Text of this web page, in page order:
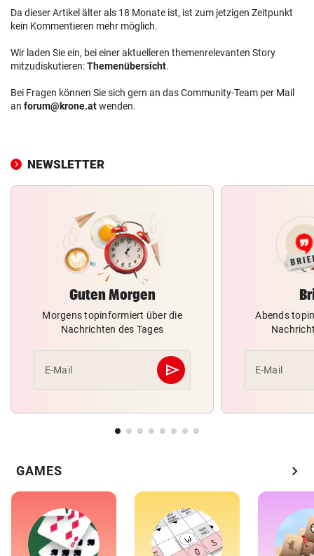
Da dieser Artikel älter als 18 Monate ist, ist zum jetzigen Zeitpunkt
kein Kommentieren mehr möglich.
Wir laden Sie ein, bei einer aktuelleren themenrelevanten Story
mitzudiskutieren:Themenübersicht.
Bei Fragen können Sie sich gern an das Community-Team per Mail
an forum@krone.atwenden.
NEWSLETTER
Guten Morgen
Morgens topinformiert über die
Nachrichten des Tages
E-Mail send
Abschicken
Abends
E-Mail
GAMES chevron_right